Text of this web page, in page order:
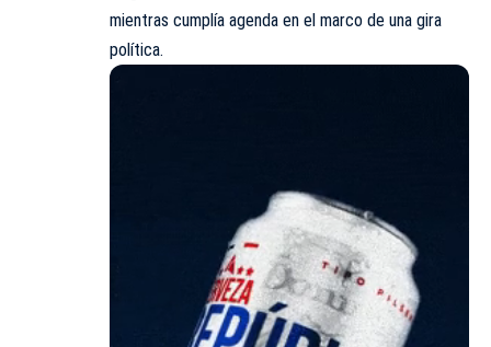
mientras cumplía agenda en el marco de una gira
política.